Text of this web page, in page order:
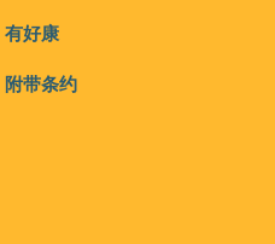
有好康
附带条约